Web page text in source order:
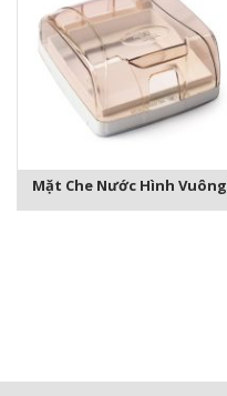
Mặt Che Nước Hình Vuông